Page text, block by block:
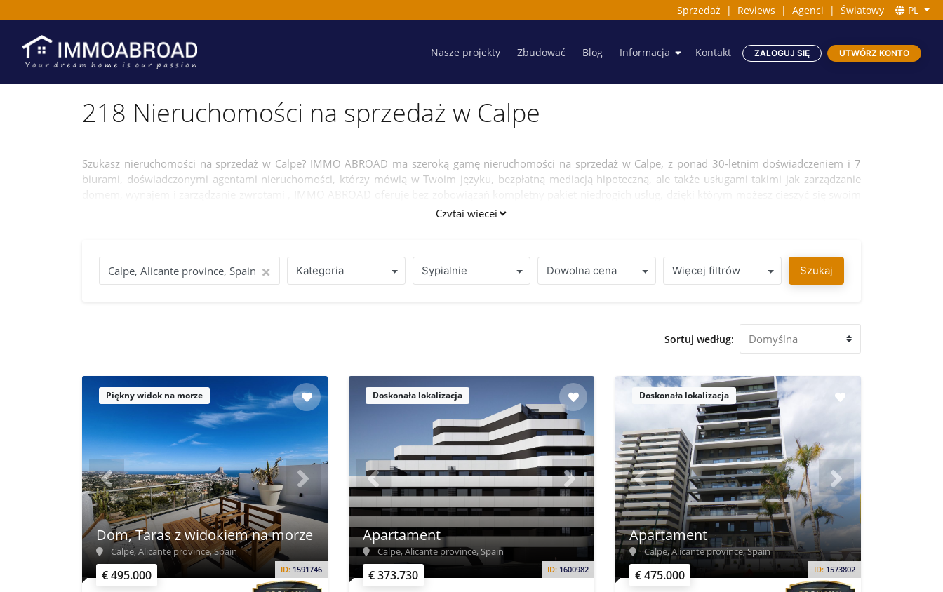
Sprzedaż | Reviews | Agenci | Światowy PL
Nasze projekty Zbudować Blog Informacja Kontakt ZALOGUJ SIĘ UTWÓRZ KONTO
218 Nieruchomości na sprzedaż w Calpe
Szukasz nieruchomości na sprzedaż w Calpe? IMMO ABROAD ma szeroką gamę nieruchomości na sprzedaż w Calpe, z ponad 30-letnim doświadczeniem i 7
biurami, doświadczonymi agentami nieruchomości, którzy mówią w Twoim języku, bezpłatną mediacją hipoteczną, ale także usługami takimi jak zarządzanie
domem, wynajem i zarządzanie zwrotami , IMMO ABROAD oferuje bez zobowiązań kompletny pakiet niedrogich usług, dzięki którym możesz cieszyć się swoim
Czytaj więcej
Kategoria Sypialnie Dowolna cena Więcej filtrów Szukaj
Sortuj według:
Piękny widok na morze
€ 495.000 ID: 1591746
Dom, Taras z widokiem na morze
Calpe, Alicante province, Spain
Doskonała lokalizacja
€ 373.730 ID: 1600982
Apartament
Calpe, Alicante province, Spain
Doskonała lokalizacja
€ 475.000 ID: 1573802
Apartament
Calpe, Alicante province, Spain